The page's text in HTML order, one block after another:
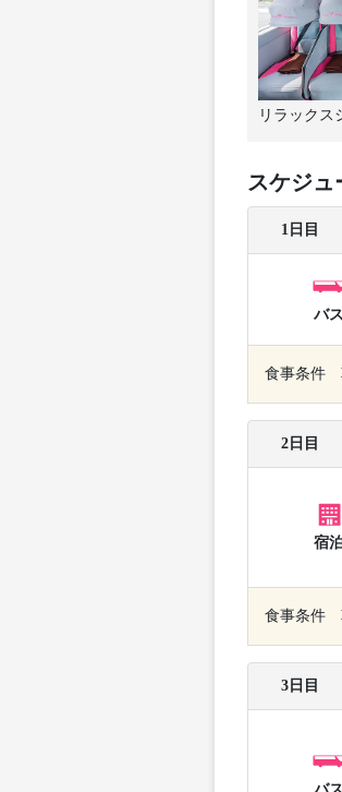
リラックス
スケジュ
1日目
バス
食事条件
2日目
宿
食事条件
3日目